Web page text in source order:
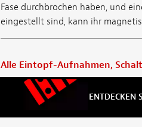
Fase durchbrochen haben, und
eingestellt sind, kann ihr
Alle Eintopf-Aufnahmen,
ENTDECKEN